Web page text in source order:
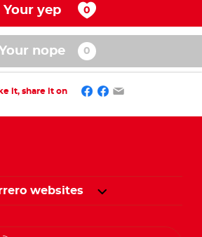
Your yep
Your nope
it, share it on Facebook
Mastodon
Email
websites